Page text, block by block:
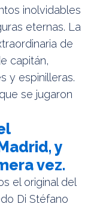
inolvidables
eternas. La
de
capitán,
y espinilleras.
se jugaron
y
vez.
el original del
Di Stéfano